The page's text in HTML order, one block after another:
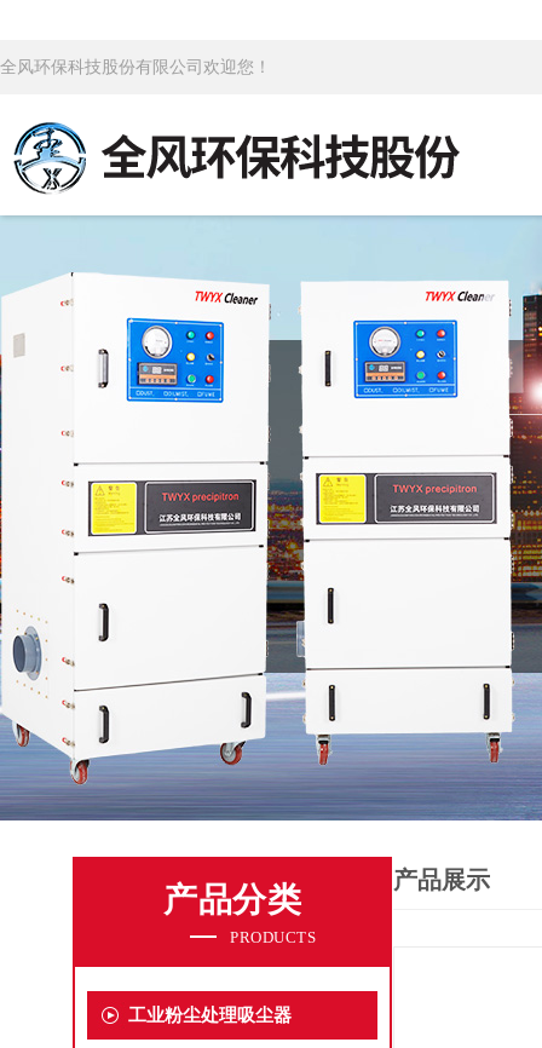
全风环保科技股份有限公司欢迎您！
产品分类
PRODUCTS
工业粉尘处理吸尘器
产品展示